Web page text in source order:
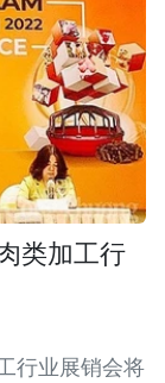
类加工行
行业展销会将